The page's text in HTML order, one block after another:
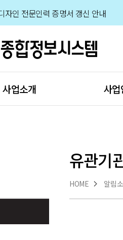
자인 전문인력 증명서 갱신 안내
자인 분야 전문가 인력풀 상시 모집
사업소개 사
유관기
HOME 알림